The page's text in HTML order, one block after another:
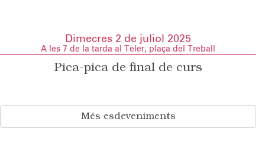
Dimecres 2 de juliol 2025
A les 7 de la tarda al Teler, plaça del Treball
Pica-pica de final de curs
Més esdeveniments